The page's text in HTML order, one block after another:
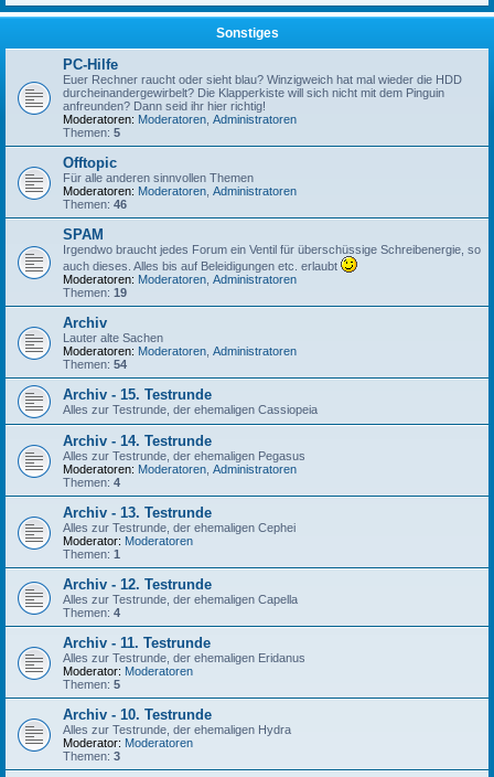
Sonstiges
PC-Hilfe
Euer Rechner raucht oder sieht blau? Winzigweich hat mal wieder die HDD
durcheinandergewirbelt? Die Klapperkiste will sich nicht mit dem Pinguin
anfreunden? Dann seid ihr hier richtig!
Moderatoren: Moderatoren Administratoren
Themen: 5
Offtopic
Für alle anderen sinnvollen Themen
Moderatoren: Moderatoren Administratoren
Themen: 46
SPAM
Irgendwo braucht jedes Forum ein Ventil für überschüssige Schreibenergie, so
auch dieses. Alles bis auf Beleidigungen etc. erlaubt
Moderatoren: Moderatoren Administratoren
Themen: 19
Archiv
Lauter alte Sachen
Moderatoren: Moderatoren Administratoren
Themen: 54
Archiv - 15. Testrunde
Alles zur Testrunde, der ehemaligen Cassiopeia
Archiv - 14. Testrunde
Alles zur Testrunde, der ehemaligen Pegasus
Moderatoren: Moderatoren Administratoren
Themen: 4
Archiv - 13. Testrunde
Alles zur Testrunde, der ehemaligen Cephei
Moderator: Moderatoren
Themen: 1
Archiv - 12. Testrunde
Alles zur Testrunde, der ehemaligen Capella
Themen: 4
Archiv - 11. Testrunde
Alles zur Testrunde, der ehemaligen Eridanus
Moderator: Moderatoren
Themen: 5
Archiv - 10. Testrunde
Alles zur Testrunde, der ehemaligen Hydra
Moderator: Moderatoren
Themen: 3